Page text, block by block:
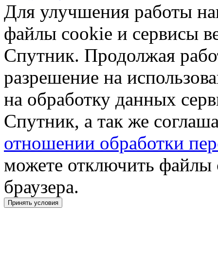
Для улучшения работы
файлы cookie и сервисы
Спутник. Продолжая
разрешение на
на обработку данных
Спутник, а так же
отношении обработки
можете отключить файлы
браузера.
Принять условия